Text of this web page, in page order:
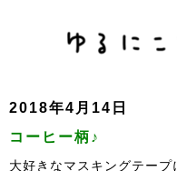
2018年4月14日
コーヒー柄♪
大好きなマスキングテー